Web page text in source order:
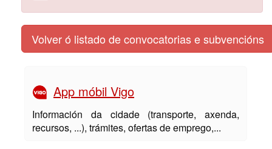
Volver ó listado de convocatorias e subvencións
App móbil Vigo
Información da cidade (transporte, axenda,
recursos, ...), trámites, ofertas de emprego,...